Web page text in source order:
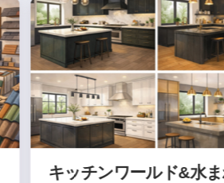
キッチンワールド&水まわり